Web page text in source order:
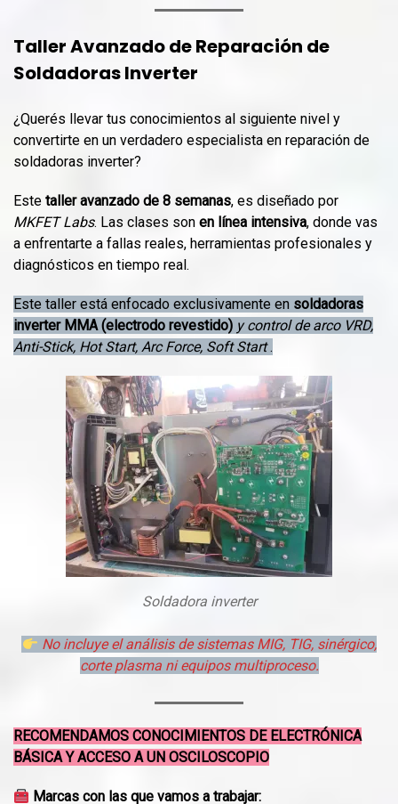
Taller Avanzado de Reparación de
Soldadoras Inverter
¿Querés llevar tus conocimientos al siguiente nivel y
convertirte en un verdadero especialista en reparación de
soldadoras inverter?
Este taller avanzado de 8 semanas, es diseñado por
MKFET Labs. Las clases son en línea intensiva, donde vas
a enfrentarte a fallas reales, herramientas profesionales y
diagnósticos en tiempo real.
Este taller está enfocado exclusivamente en soldadoras
inverter MMA (electrodo revestido) y control de arco VRD,
Anti-Stick, Hot Start, Arc Force, Soft Start.
Soldadora inverter
No incluye el análisis de sistemas MIG, TIG, sinérgico,
corte plasma ni equipos multiproceso.
RECOMENDAMOS CONOCIMIENTOS DE ELECTRÓNICA
BÁSICA Y ACCESO A UN OSCILOSCOPIO
Marcas con las que vamos a trabajar: